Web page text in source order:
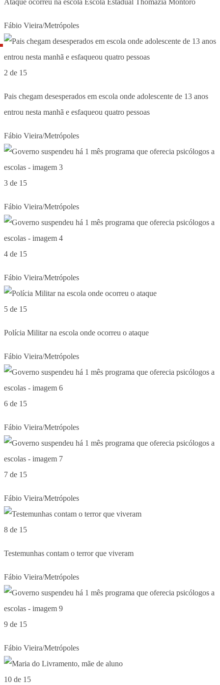
Ataque ocorreu na escola Escola Estadual Thomazia Montoro
Fábio Vieira/Metrópoles
2 de 15
Pais chegam desesperados em escola onde adolescente de 13 anos
entrou nesta manhã e esfaqueou quatro pessoas
Fábio Vieira/Metrópoles
3 de 15
Fábio Vieira/Metrópoles
4 de 15
Fábio Vieira/Metrópoles
5 de 15
Polícia Militar na escola onde ocorreu o ataque
Fábio Vieira/Metrópoles
6 de 15
Fábio Vieira/Metrópoles
7 de 15
Fábio Vieira/Metrópoles
8 de 15
Testemunhas contam o terror que viveram
Fábio Vieira/Metrópoles
9 de 15
Fábio Vieira/Metrópoles
10 de 15